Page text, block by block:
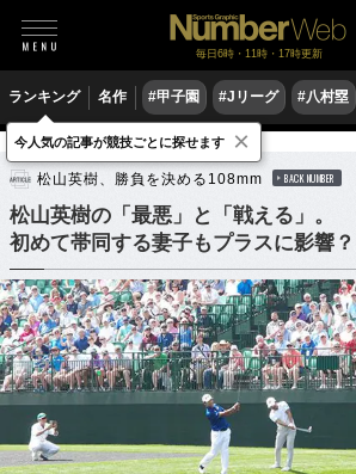
毎日6時・11時・17時更新
ランキング 名作 #甲子園 #Jリーグ #八村塁
ゴルフ 男子ゴルフ
松山英樹、勝負を決める108mm BACK NUMBER
松山英樹の「最悪」と「戦える」。
初めて帯同する妻子もプラスに影響？
今人気の記事が競技ごとに探せます ×